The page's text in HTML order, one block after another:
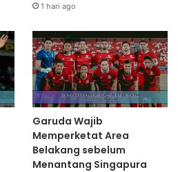
1 hari ago
Garuda Wajib
Memperketat Area
Belakang sebelum
Menantang Singapura